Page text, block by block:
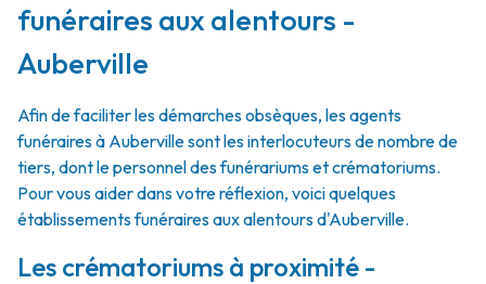
funéraires aux alentours -
Auberville
Afin de faciliter les démarches obsèques, les agents
funéraires à Auberville sont les interlocuteurs de nombre de
tiers, dont le personnel des funérariums et crématoriums.
Pour vous aider dans votre réflexion, voici quelques
établissements funéraires aux alentours d'Auberville.
Les crématoriums à proximité -